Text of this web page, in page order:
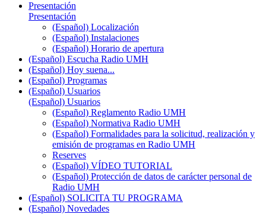
Presentación
Presentación
(Español) Localización
(Español) Instalaciones
(Español) Horario de apertura
(Español) Escucha Radio UMH
(Español) Hoy suena...
(Español) Programas
(Español) Usuarios
(Español) Usuarios
(Español) Reglamento Radio UMH
(Español) Normativa Radio UMH
(Español) Formalidades para la solicitud, realización y
emisión de programas en Radio UMH
Reserves
(Español) VÍDEO TUTORIAL
(Español) Protección de datos de carácter personal de
Radio UMH
(Español) SOLICITA TU PROGRAMA
(Español) Novedades